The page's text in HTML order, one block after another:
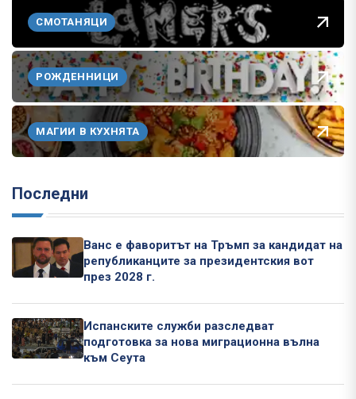
СМОТАНЯЦИ
РОЖДЕННИЦИ
МАГИИ В КУХНЯТА
Последни
Ванс е фаворитът на Тръмп за кандидат на
републиканците за президентския вот
през 2028 г.
Испанските служби разследват
подготовка за нова миграционна вълна
към Сеута